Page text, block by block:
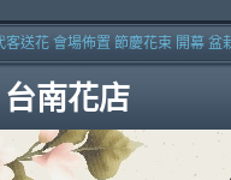
南花店
客送花 會場佈置 節慶花束 開幕